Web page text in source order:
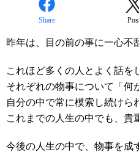
Share
昨年は、目の前の事に一心不
これほど多くの人とよく話を
それぞれの物事について「何
自分の中で常に模索し続けら
これまでの人生の中でも、貴
今後の人生の中で、物事を成